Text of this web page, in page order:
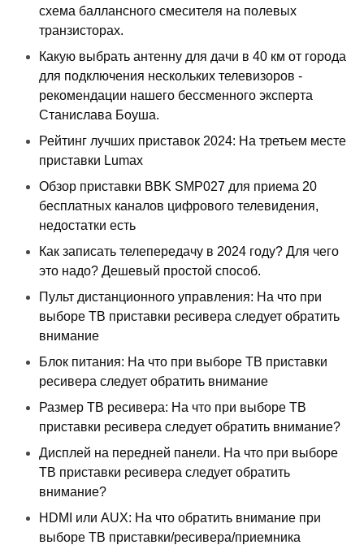
схема баллансного смесителя на полевых
транзисторах.
Какую выбрать антенну для дачи в 40 км от города
для подключения нескольких телевизоров -
рекомендации нашего бессменного эксперта
Станислава Боуша.
Рейтинг лучших приставок 2024: На третьем месте
приставки Lumax
Обзор приставки BBK SMP027 для приема 20
бесплатных каналов цифрового телевидения,
недостатки есть
Как записать телепередачу в 2024 году? Для чего
это надо? Дешевый простой способ.
Пульт дистанционного управления: На что при
выборе ТВ приставки ресивера следует обратить
внимание
Блок питания: На что при выборе ТВ приставки
ресивера следует обратить внимание
Размер ТВ ресивера: На что при выборе ТВ
приставки ресивера следует обратить внимание?
Дисплей на передней панели. На что при выборе
ТВ приставки ресивера следует обратить
внимание?
HDMI или AUX: На что обратить внимание при
выборе ТВ приставки/ресивера/приемника